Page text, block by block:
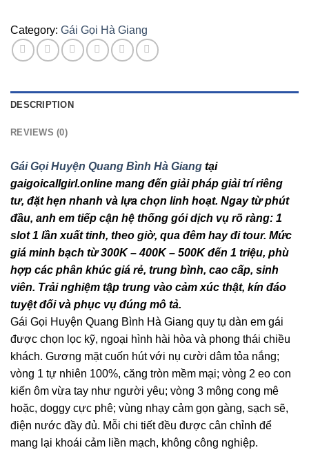
Category: Gái Gọi Hà Giang
DESCRIPTION
REVIEWS (0)
Gái Gọi Huyện Quang Bình Hà Giang tại
gaigoicallgirl.online mang đến giải pháp giải trí riêng
tư, đặt hẹn nhanh và lựa chọn linh hoạt. Ngay từ phút
đầu, anh em tiếp cận hệ thống gói dịch vụ rõ ràng: 1
slot 1 lần xuất tinh, theo giờ, qua đêm hay đi tour. Mức
giá minh bạch từ 300K – 400K – 500K đến 1 triệu, phù
hợp các phân khúc giá rẻ, trung bình, cao cấp, sinh
viên. Trải nghiệm tập trung vào cảm xúc thật, kín đáo
tuyệt đối và phục vụ đúng mô tả.
Gái Gọi Huyện Quang Bình Hà Giang quy tụ dàn em gái
được chọn lọc kỹ, ngoại hình hài hòa và phong thái chiều
khách. Gương mặt cuốn hút với nụ cười dâm tỏa nắng;
vòng 1 tự nhiên 100%, căng tròn mềm mại; vòng 2 eo con
kiến ôm vừa tay như người yêu; vòng 3 mông cong mê
hoặc, doggy cực phê; vùng nhạy cảm gọn gàng, sạch sẽ,
điện nước đầy đủ. Mỗi chi tiết đều được cân chỉnh để
mang lại khoái cảm liền mạch, không công nghiệp.